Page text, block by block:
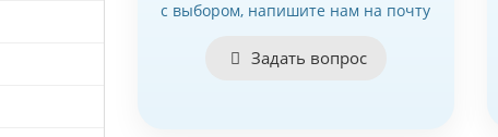
с выбором, напишите нам на почту
Задать вопрос